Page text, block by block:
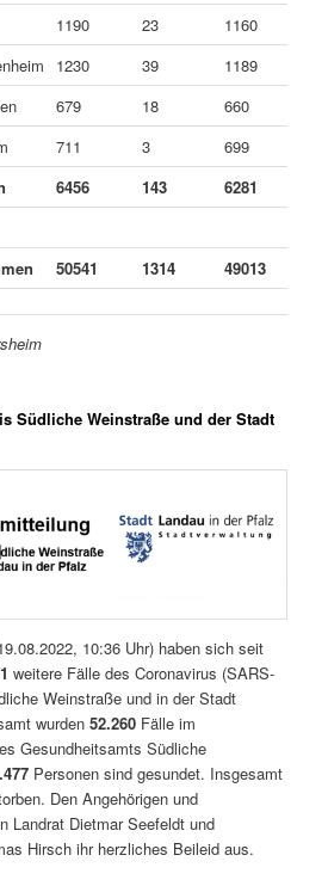
1190 23 1160
1230 39 1189
679 18 660
711 3 699
6456 143 6281
50541 1314 49013
Südliche Weinstraße und der Stadt
10:36 Uhr) haben sich seit
weitere Fälle des Coronavirus (SARS-
Weinstraße und in der Stadt
wurden52.260 Fälle im
Gesundheitsamts Südliche
Personen sind gesundet. Insgesamt
Den Angehörigen und
Landrat Dietmar Seefeldt und
Hirsch ihr herzliches Beileid aus.